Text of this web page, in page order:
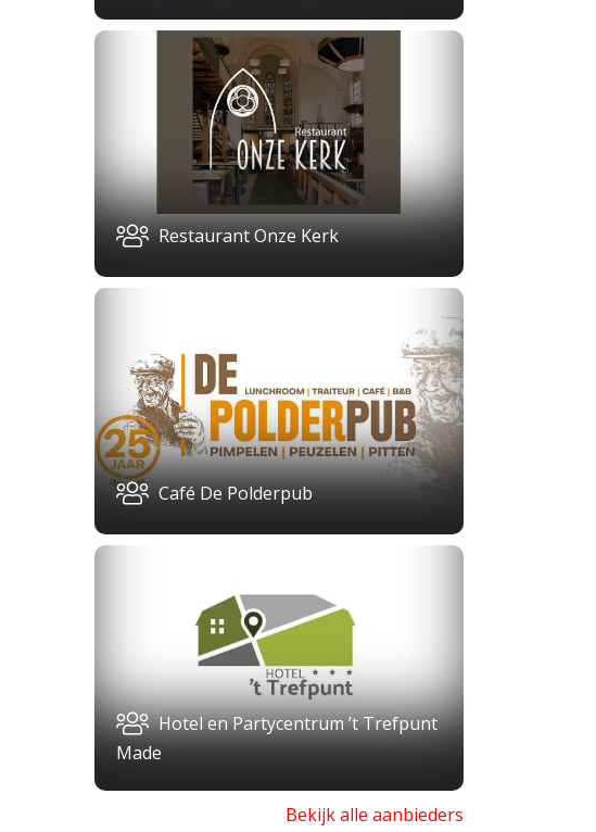
Restaurant Onze Kerk
Café De Polderpub
Hotel en Partycentrum ’t Trefpunt
Made
Bekijk alle aanbieders